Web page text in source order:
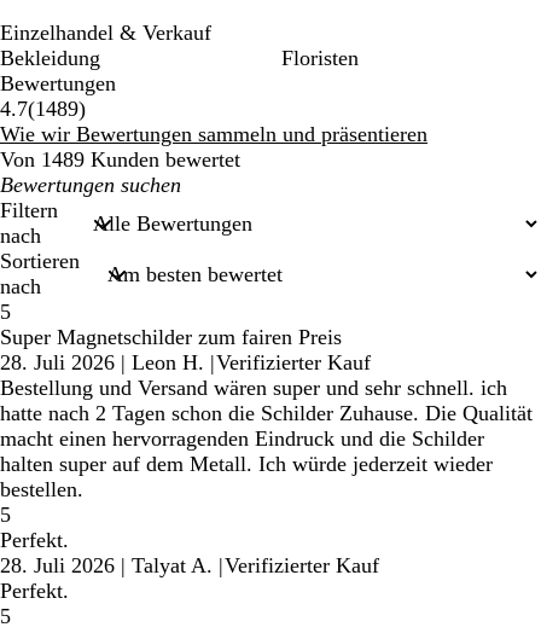
Einzelhandel & Verkauf
Bekleidung
Floristen
Bewertungen
4.7(14891489
Bewertungen
)
Wie wir Bewertungen sammeln und präsentieren
Von 1489 Kunden bewertet
Meine
Sucheingaben
Filtern
nach
Sortieren
nach
5
Super Magnetschilder zum fairen Preis
28. Juli 2026 | Leon H. |Verifizierter Kauf
Bestellung und Versand wären super und sehr schnell. ich
hatte nach 2 Tagen schon die Schilder Zuhause. Die Qualität
macht einen hervorragenden Eindruck und die Schilder
halten super auf dem Metall. Ich würde jederzeit wieder
bestellen.
5
Perfekt.
28. Juli 2026 | Talyat A. |Verifizierter Kauf
Perfekt.
5